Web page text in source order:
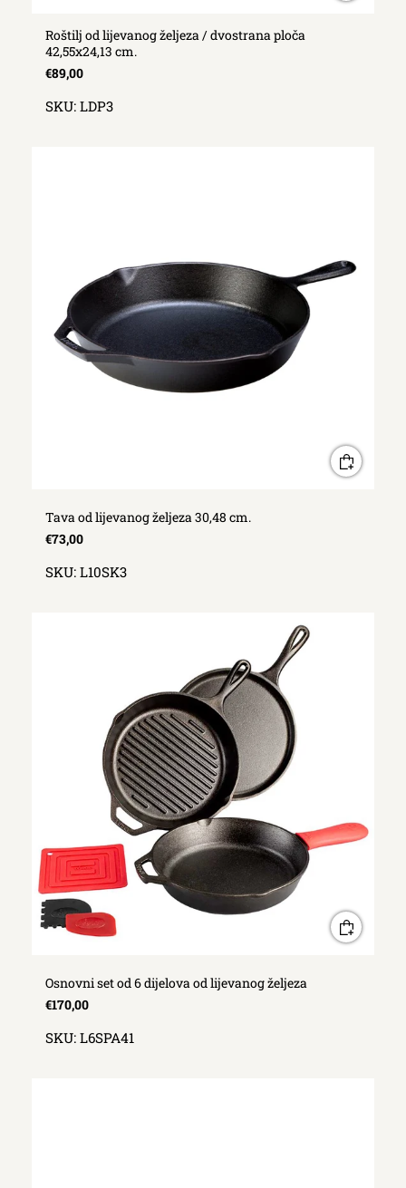
Roštilj od lijevanog željeza / dvostrana ploča
42,55x24,13 cm.
€89,00
SKU: LDP3
Tava od lijevanog željeza 30,48 cm.
€73,00
SKU: L10SK3
Osnovni set od 6 dijelova od lijevanog željeza
€170,00
SKU: L6SPA41